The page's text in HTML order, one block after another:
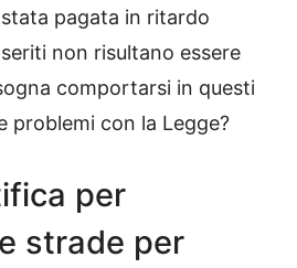
pagata in ritardo
non risultano essere
comportarsi in questi
problemi con la Legge?
per
strade per